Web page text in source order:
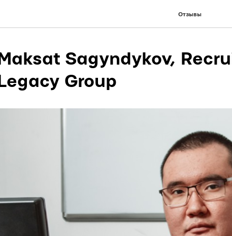
Отзывы
Maksat Sagyndykov,
Legacy Group